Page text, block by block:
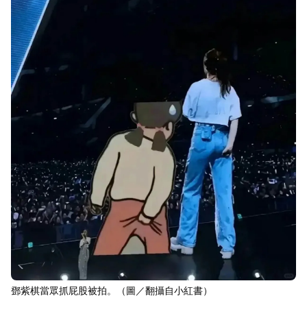
鄧紫棋當眾抓屁股被拍。（圖／翻攝自小紅書）